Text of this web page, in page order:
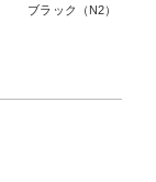
ブラック（N2）